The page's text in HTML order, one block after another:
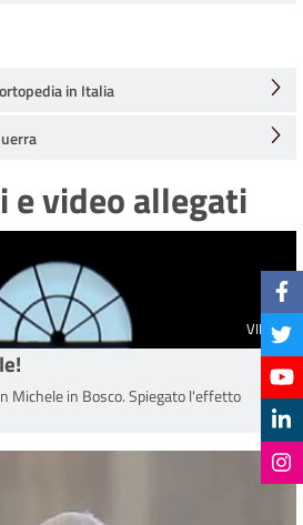
in Italia
e video allegati
VIDEO
Michele in Bosco. Spiegato l'effetto